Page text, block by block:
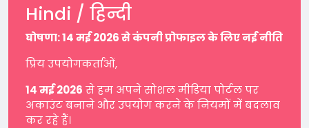
Hindi / हिन्दी
घोषणा: 14 मई 2026 से कंपनी प्रोफाइल के लिए नई नीति
प्रिय उपयोगकर्ताओं,
14 मई 2026 से हम अपने सोशल मीडिया पोर्टल पर
अकाउंट बनाने और उपयोग करने के नियमों में बदलाव
कर रहे हैं।